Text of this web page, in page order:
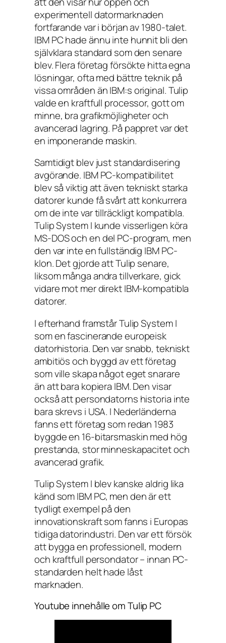
experimentell datormarknaden
fortfarande var i början av 1980-talet.
IBM PC hade ännu inte hunnit bli den
självklara standard som den senare
blev. Flera företag försökte hitta egna
lösningar, ofta med bättre teknik på
vissa områden än IBM:s original. Tulip
valde en kraftfull processor, gott om
minne, bra grafikmöjligheter och
avancerad lagring. På pappret var det
en imponerande maskin.
Samtidigt blev just standardisering
avgörande. IBM PC-kompatibilitet
blev så viktig att även tekniskt starka
datorer kunde få svårt att konkurrera
om de inte var tillräckligt kompatibla.
Tulip System I kunde visserligen köra
MS-DOS och en del PC-program, men
den var inte en fullständig IBM PC-
klon. Det gjorde att Tulip senare,
liksom många andra tillverkare, gick
vidare mot mer direkt IBM-kompatibla
datorer.
I efterhand framstår Tulip System I
som en fascinerande europeisk
datorhistoria. Den var snabb, tekniskt
ambitiös och byggd av ett företag
som ville skapa något eget snarare
än att bara kopiera IBM. Den visar
också att persondatorns historia inte
bara skrevs i USA. I Nederländerna
fanns ett företag som redan 1983
byggde en 16-bitarsmaskin med hög
prestanda, stor minneskapacitet och
avancerad grafik.
Tulip System I blev kanske aldrig lika
känd som IBM PC, men den är ett
tydligt exempel på den
innovationskraft som fanns i Europas
tidiga datorindustri. Den var ett försök
att bygga en professionell, modern
och kraftfull persondator – innan PC-
standarden helt hade låst
marknaden.
Youtube innehålle om Tulip PC